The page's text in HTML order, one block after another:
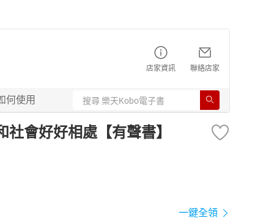
店家資訊 聯絡店家
何使用
會好好相處【有聲書】
一鍵全領